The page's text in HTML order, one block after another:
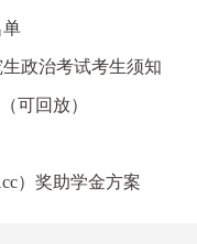
单
政治考试考生须知
可回放）
）奖助学金方案